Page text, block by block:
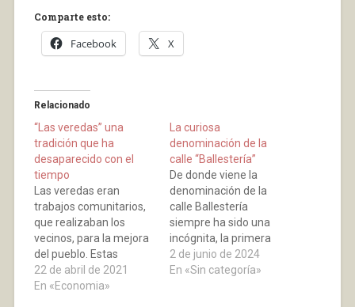
Comparte esto:
Facebook X
Relacionado
“Las veredas” una
tradición que ha
desaparecido con el
tiempo
Las veredas eran
trabajos comunitarios,
que realizaban los
vecinos, para la mejora
del pueblo. Estas
labores no se
efectuaban de forma
22 de abril de 2021
En «Economia»
La curiosa
denominación de la
calle “Ballestería”
De donde viene la
denominación de la
calle Ballestería
siempre ha sido una
incógnita, la primera
vez que aparece
documentada es en el
2 de junio de 2024
En «Sin categoría»